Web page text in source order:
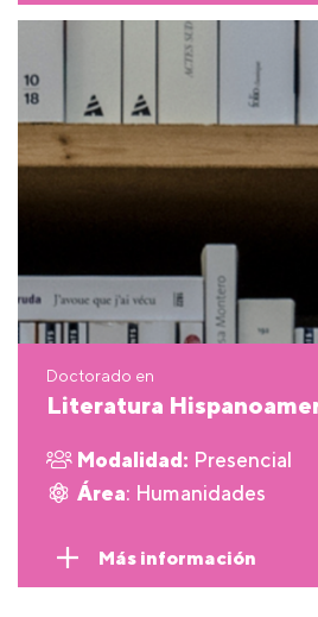
Doctorado en
Literatura
Modalidad: Presencial
Área: Humanidades
Más información